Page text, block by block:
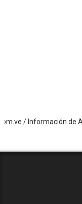
/ Información de Altura